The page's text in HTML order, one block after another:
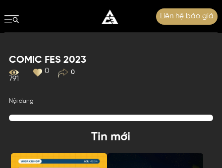
Liên hệ báo giá
COMIC FES 2023
791
0 0
Nội dung
Tin mới